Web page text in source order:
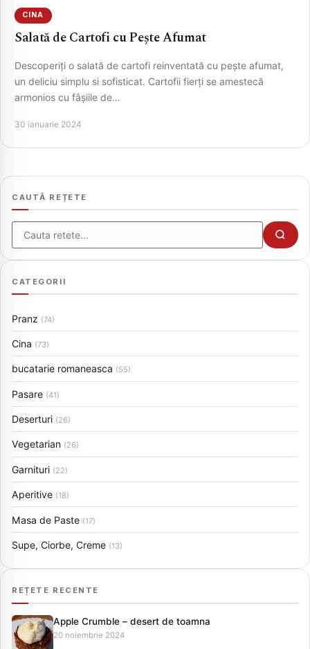
CAUTA
CINA
Salată de Cartofi cu Pește Afumat
Descoperiți o salată de cartofi reinventată cu pește afumat,
un deliciu simplu si sofisticat. Cartofii fierți se amestecă
armonios cu fâșiile de…
30 ianuarie 2024
CAUTĂ REȚETE
Cauta
CATEGORII
Pranz (74)
Cina (73)
bucatarie romaneasca (55)
Pasare (41)
Deserturi (26)
Vegetarian (26)
Garnituri (22)
Aperitive (18)
Masa de Paste (17)
Supe, Ciorbe, Creme (13)
REȚETE RECENTE
Apple Crumble – desert de toamna
20 noiembrie 2024